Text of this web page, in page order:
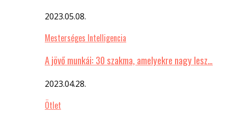
2023.05.08.
Mesterséges Intelligencia
A jövő munkái: 30 szakma, amelyekre nagy lesz…
2023.04.28.
Ötlet